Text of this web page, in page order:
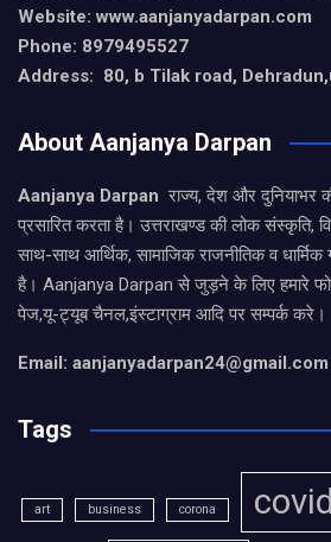
Website: www.aanjanyadarpan.com
Phone: 8979495527
Address: 80, b Tilak road,
About Aanjanya Darpan
Aanjanya Darpan राज्य, देश और दुनियाभर
प्रसारित करता है। उत्तराखण्ड की लोक संस्कृति,
साथ-साथ आर्थिक, सामाजिक राजनीतिक व धार्मिक
है। Aanjanya Darpan से जुड़ने के लिए हमारे
पेज,यू-ट्यूब चैनल,इंस्टाग्राम आदि पर सम्पर्क करे।
Email: aanjanyadarpan24@gmail.com
Tags
art business corona